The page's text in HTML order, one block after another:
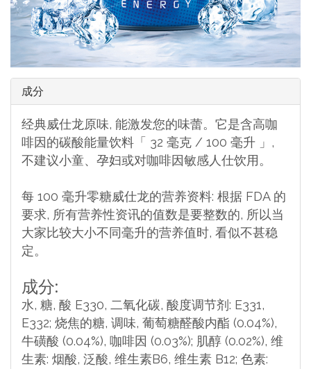
成分
经典威仕龙原味, 能激发您的味蕾。它是含高咖
啡因的碳酸能量饮料「 32 毫克 / 100 毫升 」,
不建议小童、孕妇或对咖啡因敏感人仕饮用。
每 100 毫升零糖威仕龙的营养资料: 根据 FDA 的
要求, 所有营养性资讯的值数是要整数的, 所以当
大家比较大小不同毫升的营养值时, 看似不甚稳
定。
成分:
水, 糖, 酸 E330, 二氧化碳, 酸度调节剂: E331,
E332; 烧焦的糖, 调味, 葡萄糖醛酸内酯 (0.04%),
牛磺酸 (0.04%), 咖啡因 (0.03%); 肌醇 (0.02%), 维
生素: 烟酸, 泛酸, 维生素B6, 维生素 B12; 色素: